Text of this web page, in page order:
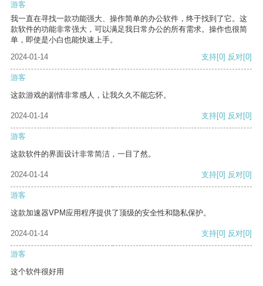
游客
我一直在寻找一款功能强大、操作简单的办公软件，终于找到了它。这
款软件的功能非常强大，可以满足我日常办公的所有需求。操作也很简
单，即使是小白也能快速上手。
2024-01-14
支持[0] 反对[0]
游客
这款游戏的剧情非常感人，让我久久不能忘怀。
2024-01-14 支持[0] 反对[0]
游客
这款软件的界面设计非常简洁，一目了然。
2024-01-14 支持[0] 反对[0]
游客
这款加速器VPM应用程序提供了顶级的安全性和隐私保护。
2024-01-14 支持[0] 反对[0]
游客
这个软件很好用